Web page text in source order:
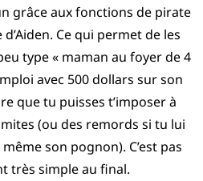
grâce aux fonctions de pirate
Ce qui permet de les
type « maman au foyer de 4
avec 500 dollars sur son
que tu puisses t’imposer à
(ou des remords si tu lui
son pognon). C’est pas
très simple au final.